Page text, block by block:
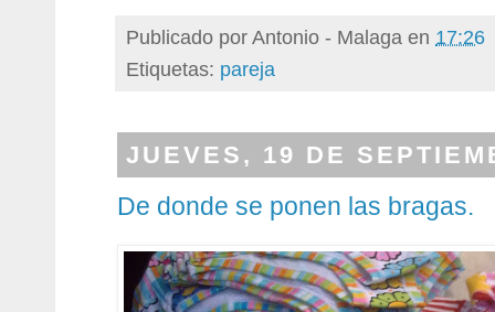
Publicado porAntonio - Malaga en 17:26
Etiquetas: pareja
JUEVES, 19 DE
De donde se ponen las bragas.